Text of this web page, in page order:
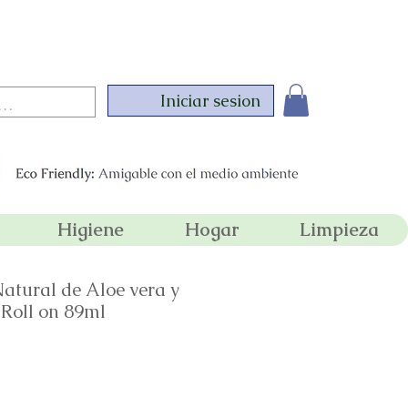
Iniciar sesion
Higiene Hogar Limpieza
de Aloe vera y
on 89ml